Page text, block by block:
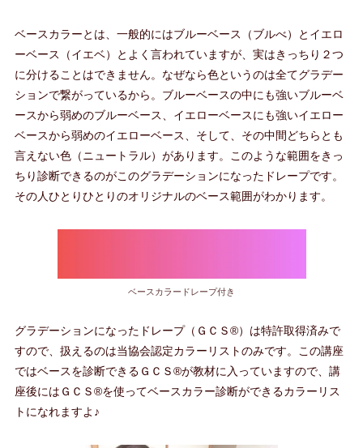
ベースカラーとは、一般的にはブルーベース（ブルべ）とイエロ
ーベース（イエベ）とよく言われていますが、実はきっちり２つ
に分けることはできません。なぜなら色というのは全てグラデー
ションで繋がっているから。ブルーベースの中にも強いブルーベ
ースから弱めのブルーベース、イエローベースにも強いイエロー
ベースから弱めのイエローベース、そして、その中間どちらとも
言えない色（ニュートラル）があります。このような範囲をきっ
ちり診断できるのがこのグラデーションになったドレープです。
その人ひとりひとりのオリジナルのベース範囲がわかります。
ベースカラードレープ付き
グラデーションになったドレープ（ＧＣＳ®）は特許取得済みで
すので、扱えるのは当協会認定カラーリストのみです。この講座
ではベースを診断できるＧＣＳ®が教材に入っていますので、講
座後にはＧＣＳ®を使ってベースカラー診断ができるカラーリス
トになれますよ♪